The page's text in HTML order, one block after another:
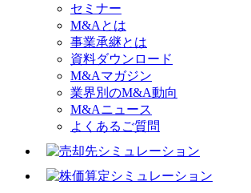
セミナー
M&Aとは
事業承継とは
資料ダウンロード
M&Aマガジン
業界別のM&A動向
M&Aニュース
よくあるご質問